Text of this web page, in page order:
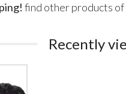
find other products of
Recently
Lillith Fau